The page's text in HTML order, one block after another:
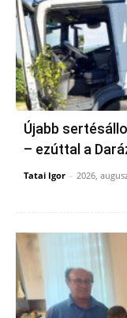
Újabb
– ezúttal a
Tatai Igor - 2026,